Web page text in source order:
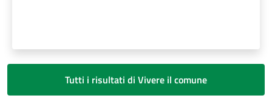
Tutti i risultati di Vivere il comune